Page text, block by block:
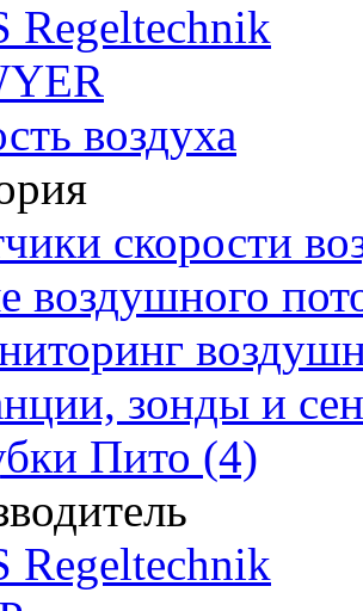
Regeltechnik
воздуха
скорости
воздушного
зонды и
Пито (4)
Regeltechnik